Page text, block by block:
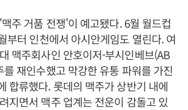
주 거품 전쟁'이 예고됐다. 6월 월드컵
부터 인천에서 아시안게임도 열린다. 여
맥주회사인 안호이저-부시인베브(AB
재인수했고 막강한 유통 파워를 가진
합류했다. 롯데의 맥주가 상반기 내에
지면서 맥주 업계는 전운이 감돌고 있